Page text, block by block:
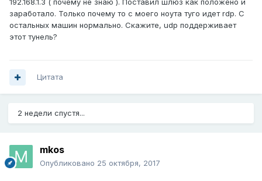
192.168.1.3 ( почему не знаю ). Поставил шлюз как положено и
заработало. Только почему то с моего ноута туго идет rdp. С
остальных машин нормально. Скажите, udp поддерживает
этот тунель?
Цитата
2 недели спустя...
mkos
Опубликовано 25 октября, 2017